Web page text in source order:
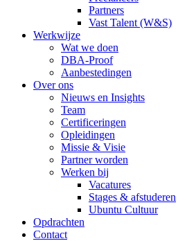
Partners
Vast Talent (W&S)
Werkwijze
Wat we doen
DBA-Proof
Aanbestedingen
Over ons
Nieuws en Insights
Team
Certificeringen
Opleidingen
Missie & Visie
Partner worden
Werken bij
Vacatures
Stages & afstuderen
Ubuntu Cultuur
Opdrachten
Contact